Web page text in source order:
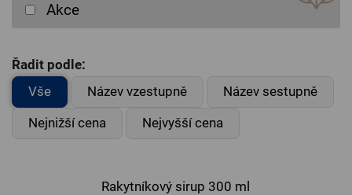
Akce
Řadit podle:
Vše
Název vzestupně
Název sestupně
Nejnižší cena
Nejvyšší cena
Rakytníkový sirup 300 ml